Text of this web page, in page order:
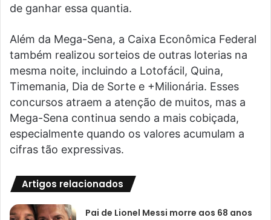
de ganhar essa quantia.
Além da Mega-Sena, a Caixa Econômica Federal
também realizou sorteios de outras loterias na
mesma noite, incluindo a Lotofácil, Quina,
Timemania, Dia de Sorte e +Milionária. Esses
concursos atraem a atenção de muitos, mas a
Mega-Sena continua sendo a mais cobiçada,
especialmente quando os valores acumulam a
cifras tão expressivas.
Artigos relacionados
Pai de Lionel Messi morre aos 68 anos